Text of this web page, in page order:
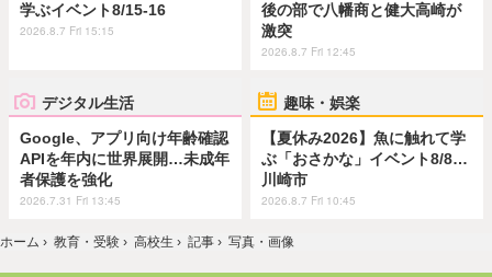
学ぶイベント8/15-16
2026.8.7 Fri 15:15
後の部で八幡商と健大高崎が
激突
2026.8.7 Fri 12:45
デジタル生活
Google、アプリ向け年齢確認
APIを年内に世界展開…未成年
者保護を強化
2026.7.31 Fri 13:45
趣味・娯楽
【夏休み2026】魚に触れて学
ぶ「おさかな」イベント8/8…
川崎市
2026.8.7 Fri 10:45
ホーム › 教育・受験 › 高校生 › 記事 › 写真・画像